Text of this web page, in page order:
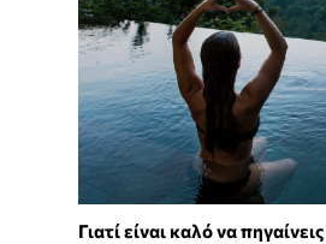
Γιατί είναι καλό να